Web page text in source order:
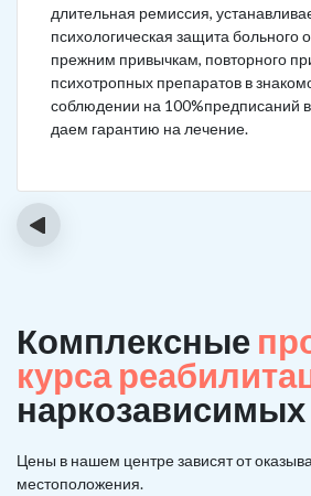
длительная ремиссия,
психологическая защита больного
прежним привычкам, повторного
психотропных препаратов в
соблюдении на 100%предписаний
даем гарантию на лечение.
‹
Комплексные
курса
Цены в нашем центре зависят от
местоположения.